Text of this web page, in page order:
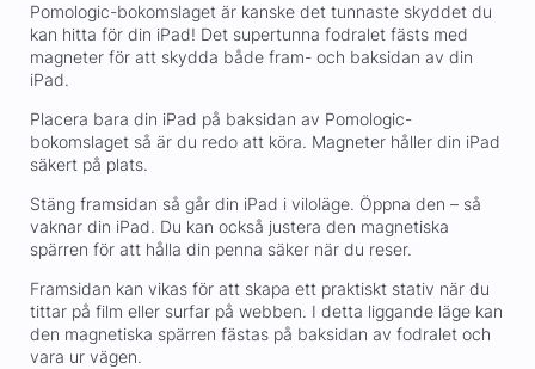
Pomologic-bokomslaget är kanske det tunnaste skyddet du
kan hitta för din iPad! Det supertunna fodralet fästs med
magneter för att skydda både fram- och baksidan av din
iPad.
Placera bara din iPad på baksidan av Pomologic-
bokomslaget så är du redo att köra. Magneter håller din iPad
säkert på plats.
Stäng framsidan så går din iPad i viloläge. Öppna den – så
vaknar din iPad. Du kan också justera den magnetiska
spärren för att hålla din penna säker när du reser.
Framsidan kan vikas för att skapa ett praktiskt stativ när du
tittar på film eller surfar på webben. I detta liggande läge kan
den magnetiska spärren fästas på baksidan av fodralet och
vara ur vägen.